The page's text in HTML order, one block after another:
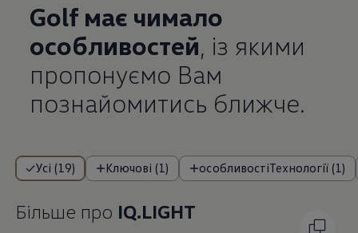
Golf має чимало
особливостей, із якими
пропонуємо Вам
познайомитись ближче.
Усі (19) Ключові (1) особливостіТехнології (1)
Більше про IQ.LIGHT